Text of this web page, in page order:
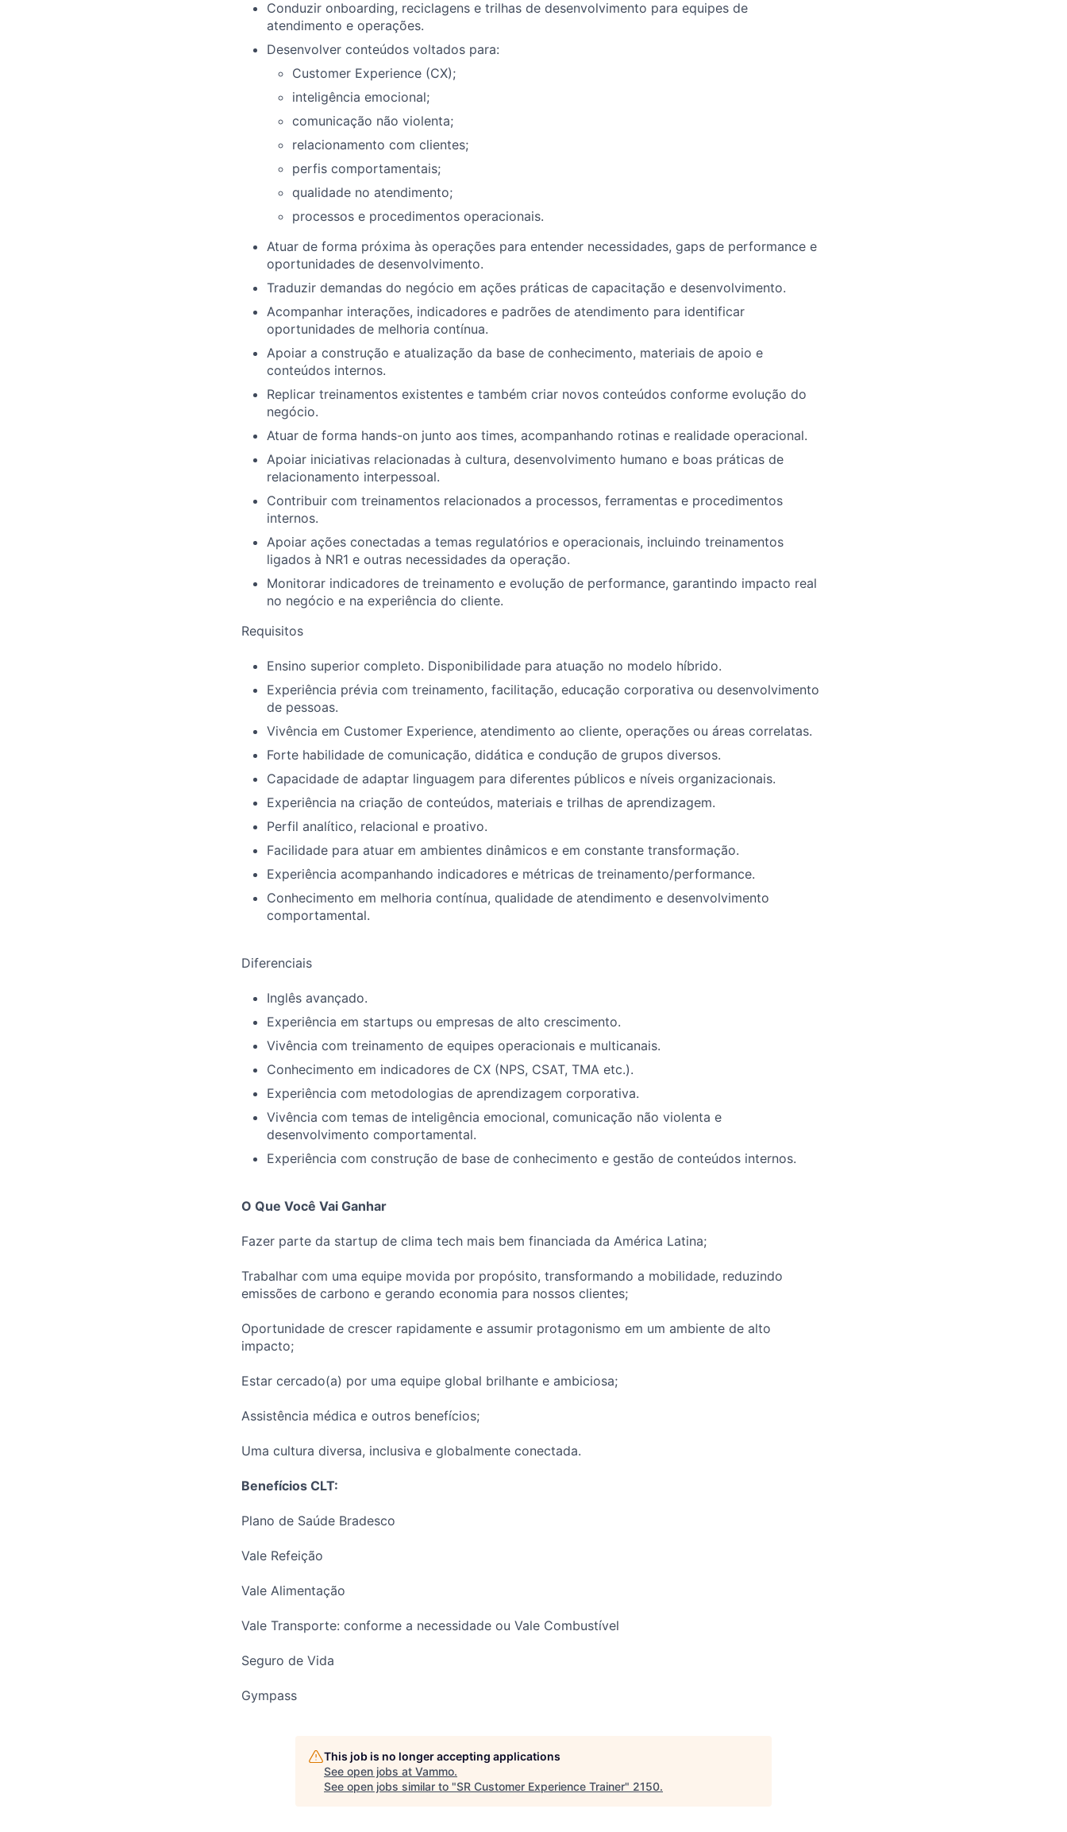
Conduzir onboarding, reciclagens e trilhas de desenvolvimento para equipes de
atendimento e operações.
Desenvolver conteúdos voltados para:
Customer Experience (CX);
inteligência emocional;
comunicação não violenta;
relacionamento com clientes;
perfis comportamentais;
qualidade no atendimento;
processos e procedimentos operacionais.
Atuar de forma próxima às operações para entender necessidades, gaps de performance e
oportunidades de desenvolvimento.
Traduzir demandas do negócio em ações práticas de capacitação e desenvolvimento.
Acompanhar interações, indicadores e padrões de atendimento para identificar
oportunidades de melhoria contínua.
Apoiar a construção e atualização da base de conhecimento, materiais de apoio e
conteúdos internos.
Replicar treinamentos existentes e também criar novos conteúdos conforme evolução do
negócio.
Atuar de forma hands-on junto aos times, acompanhando rotinas e realidade operacional.
Apoiar iniciativas relacionadas à cultura, desenvolvimento humano e boas práticas de
relacionamento interpessoal.
Contribuir com treinamentos relacionados a processos, ferramentas e procedimentos
internos.
Apoiar ações conectadas a temas regulatórios e operacionais, incluindo treinamentos
ligados à NR1 e outras necessidades da operação.
Monitorar indicadores de treinamento e evolução de performance, garantindo impacto real
no negócio e na experiência do cliente.
Requisitos
Ensino superior completo. Disponibilidade para atuação no modelo híbrido.
Experiência prévia com treinamento, facilitação, educação corporativa ou desenvolvimento
de pessoas.
Vivência em Customer Experience, atendimento ao cliente, operações ou áreas correlatas.
Forte habilidade de comunicação, didática e condução de grupos diversos.
Capacidade de adaptar linguagem para diferentes públicos e níveis organizacionais.
Experiência na criação de conteúdos, materiais e trilhas de aprendizagem.
Perfil analítico, relacional e proativo.
Facilidade para atuar em ambientes dinâmicos e em constante transformação.
Experiência acompanhando indicadores e métricas de treinamento/performance.
Conhecimento em melhoria contínua, qualidade de atendimento e desenvolvimento
comportamental.
Diferenciais
Inglês avançado.
Experiência em startups ou empresas de alto crescimento.
Vivência com treinamento de equipes operacionais e multicanais.
Conhecimento em indicadores de CX (NPS, CSAT, TMA etc.).
Experiência com metodologias de aprendizagem corporativa.
Vivência com temas de inteligência emocional, comunicação não violenta e
desenvolvimento comportamental.
Experiência com construção de base de conhecimento e gestão de conteúdos internos.
O Que Você Vai Ganhar
Fazer parte da startup de clima tech mais bem financiada da América Latina;
Trabalhar com uma equipe movida por propósito, transformando a mobilidade, reduzindo
emissões de carbono e gerando economia para nossos clientes;
Oportunidade de crescer rapidamente e assumir protagonismo em um ambiente de alto
impacto;
Estar cercado(a) por uma equipe global brilhante e ambiciosa;
Assistência médica e outros benefícios;
Uma cultura diversa, inclusiva e globalmente conectada.
Benefícios CLT:
Plano de Saúde Bradesco
Vale Refeição
Vale Alimentação
Vale Transporte: conforme a necessidade ou Vale Combustível
Seguro de Vida
Gympass
This job is no longer accepting applications
See open jobs at Vammo.
See open jobs similar to "SR Customer Experience Trainer" 2150.